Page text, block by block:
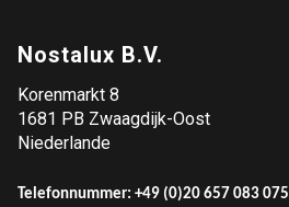
Nostalux B.V.
Korenmarkt 8
1681 PB Zwaagdijk-Oost
Niederlande
Telefonnummer: +49 (0)20 657 083 075